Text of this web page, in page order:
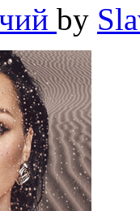
by